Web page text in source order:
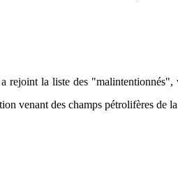
rejoint la liste des "malintentionnés",
venant des champs pétrolifères de